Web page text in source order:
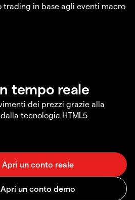
trading in base agli eventi macro
tempo reale
dei prezzi grazie alla
tecnologia HTML5